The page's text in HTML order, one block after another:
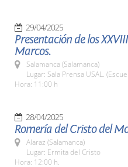
29/04/2025
Presentación de los
Marcos.
Salamanca (Salamanca)
Lugar: Sala Prensa USAL.
Hora: 11:00 h
28/04/2025
Romería del Cristo del
Alaraz (Salamanca)
Lugar: Ermita del Cristo
Hora: 12:00 h.